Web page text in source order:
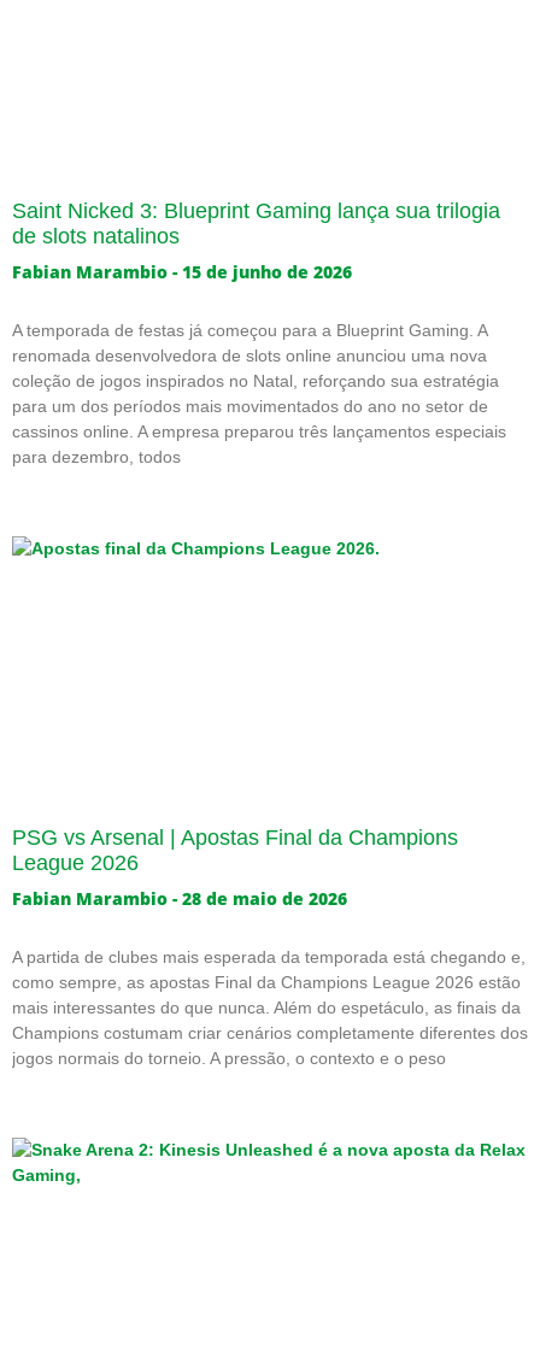
Saint Nicked 3: Blueprint Gaming lança sua trilogia
de slots natalinos
Fabian Marambio 15 de junho de 2026
A temporada de festas já começou para a Blueprint Gaming. A
renomada desenvolvedora de slots online anunciou uma nova
coleção de jogos inspirados no Natal, reforçando sua estratégia
para um dos períodos mais movimentados do ano no setor de
cassinos online. A empresa preparou três lançamentos especiais
para dezembro, todos
PSG vs Arsenal | Apostas Final da Champions
League 2026
Fabian Marambio 28 de maio de 2026
A partida de clubes mais esperada da temporada está chegando e,
como sempre, as apostas Final da Champions League 2026 estão
mais interessantes do que nunca. Além do espetáculo, as finais da
Champions costumam criar cenários completamente diferentes dos
jogos normais do torneio. A pressão, o contexto e o peso